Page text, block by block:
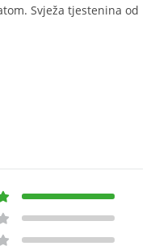
Svježa tjestenina od